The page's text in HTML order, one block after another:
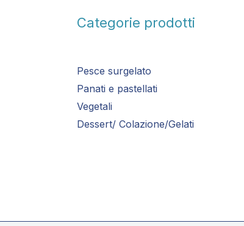
Categorie prodotti
Pesce surgelato
Panati e pastellati
Vegetali
Dessert/ Colazione/Gelati